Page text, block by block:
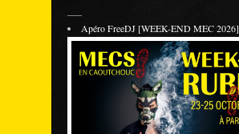
Apéro FreeDJ [WEEK-END MEC 2026]